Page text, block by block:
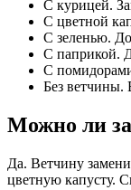
С курицей.
С цветной
С зеленью.
С паприкой.
С
Без ветчины.
Можно ли
Да. Ветчину
цветную капусту.